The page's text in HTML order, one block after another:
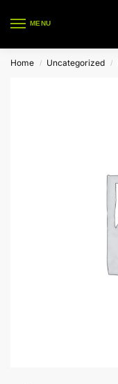
MENU
Home / Uncategorized /